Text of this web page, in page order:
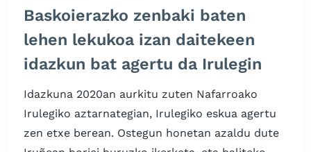
Baskoierazko zenbaki baten
lehen lekukoa izan daitekeen
idazkun bat agertu da Irulegin
Idazkuna 2020an aurkitu zuten Nafarroako
Irulegiko aztarnategian, Irulegiko eskua agertu
zen etxe berean. Ostegun honetan azaldu dute